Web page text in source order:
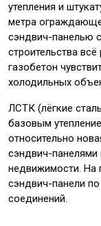
утепления и
метра
сэндвич-панелью
строительства
газобетон
холодильных
ЛСТК (лёгкие
базовым
относительно
сэндвич-
недвижимости. На
сэндвич-панели
соединений.